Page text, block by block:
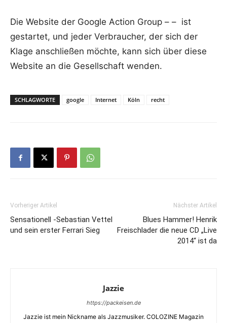
Die Website der Google Action Group – – ist
gestartet, und jeder Verbraucher, der sich der
Klage anschließen möchte, kann sich über diese
Website an die Gesellschaft wenden.
SCHLAGWORTE google Internet Köln recht
Vorheriger Artikel
Sensationell -Sebastian Vettel
und sein erster Ferrari Sieg
Nächster Artikel
Blues Hammer! Henrik
Freischlader die neue CD „Live
2014“ ist da
Jazzie
https://packeisen.de
Jazzie ist mein Nickname als Jazzmusiker. COLOZINE Magazin